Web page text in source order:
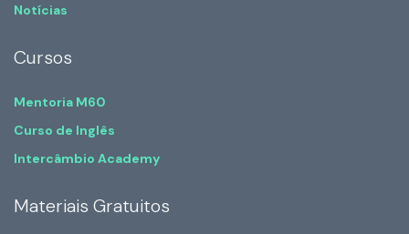
Notícias
Cursos
Mentoria M60
Curso de Inglês
Intercâmbio Academy
Materiais Gratuitos